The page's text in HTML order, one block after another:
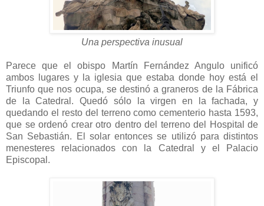
Una perspectiva inusual
Parece que el obispo Martín Fernández Angulo unificó
ambos lugares y la iglesia que estaba donde hoy está el
Triunfo que nos ocupa, se destinó a graneros de la Fábrica
de la Catedral. Quedó sólo la virgen en la fachada, y
quedando el resto del terreno como cementerio hasta 1593,
que se ordenó crear otro dentro del terreno del Hospital de
San Sebastián. El solar entonces se utilizó para distintos
menesteres relacionados con la Catedral y el Palacio
Episcopal.